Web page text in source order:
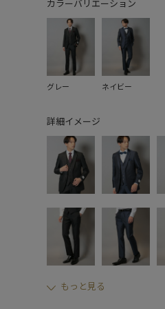
カラーバリエーション
グレー ネイビー
詳細イメージ
もっと見る